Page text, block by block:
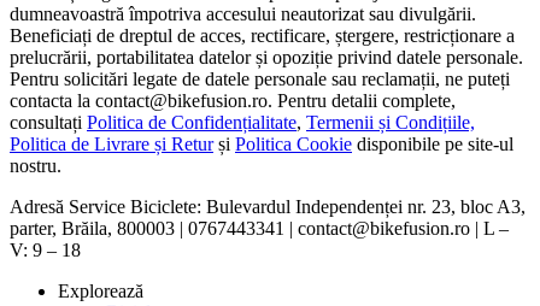
dumneavoastră împotriva accesului neautorizat sau divulgării.
Beneficiați de dreptul de acces, rectificare, ștergere, restricționare a
prelucrării, portabilitatea datelor și opoziție privind datele personale.
Pentru solicitări legate de datele personale sau reclamații, ne puteți
contacta la contact@bikefusion.ro. Pentru detalii complete,
consultați Politica de Confidențialitate, Termenii și Condițiile,
Politica de Livrare și Returși Politica Cookie disponibile pe site-ul
nostru.
Adresă Service Biciclete: Bulevardul Independenței nr. 23, bloc A3,
parter, Brăila, 800003 | 0767443341 | contact@bikefusion.ro | L –
V: 9 – 18
Explorează